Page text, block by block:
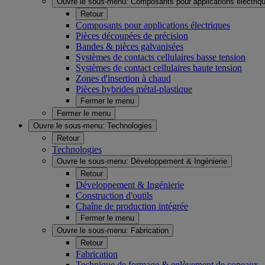
Retour
Composants pour applications électriques
Pièces découpées de précision
Bandes & pièces galvanisées
Systèmes de contacts cellulaires basse tension
Systèmes de contact cellulaires haute tension
Zones d'insertion à chaud
Pièces hybrides métal-plastique
Fermer le menu
Fermer le menu
Ouvre le sous-menu: Technologies
Retour
Technologies
Ouvre le sous-menu: Développement & Ingénierie
Retour
Développement & Ingénierie
Construction d'outils
Chaîne de production intégrée
Fermer le menu
Ouvre le sous-menu: Fabrication
Retour
Fabrication